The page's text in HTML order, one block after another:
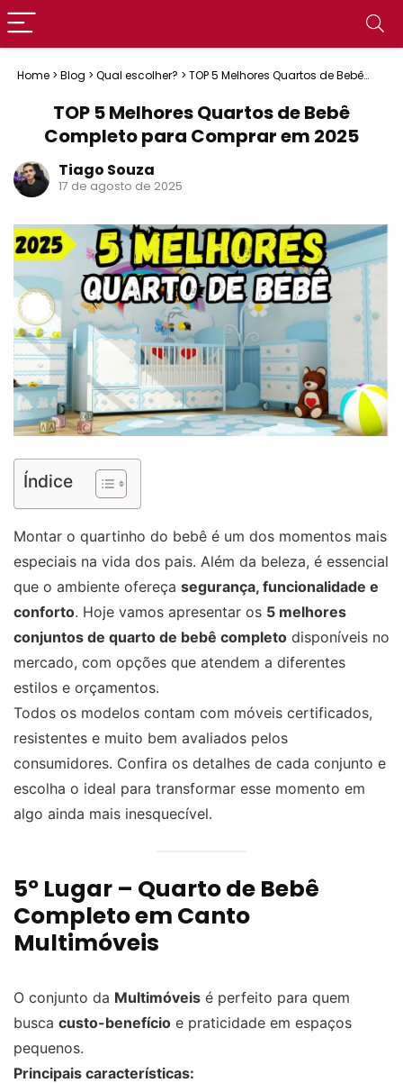
Home > Blog > Qual escolher? > TOP 5 Melhores Quartos de Bebê
TOP 5 Melhores Quartos de Bebê
Completo para Comprar em 2025
Tiago Souza
17 de agosto de 2025
Índice
Montar o quartinho do bebê é um dos momentos mais
especiais na vida dos pais. Além da beleza, é essencial
que o ambiente ofereça segurança, funcionalidade e
conforto. Hoje vamos apresentar os 5 melhores
conjuntos de quarto de bebê completo disponíveis no
mercado, com opções que atendem a diferentes
estilos e orçamentos.
Todos os modelos contam com móveis certificados,
resistentes e muito bem avaliados pelos
consumidores. Confira os detalhes de cada conjunto e
escolha o ideal para transformar esse momento em
algo ainda mais inesquecível.
5º Lugar – Quarto de Bebê
Completo em Canto
Multimóveis
O conjunto da Multimóveis é perfeito para quem
busca custo-benefício e praticidade em espaços
pequenos.
Principais características: